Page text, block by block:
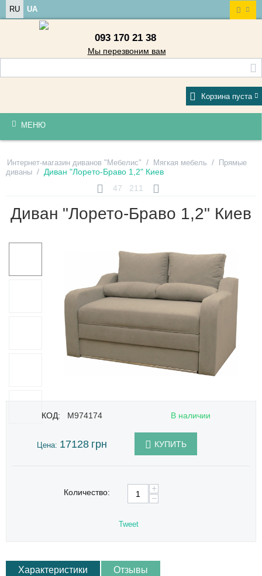
RU UA
093 170 21 38
Мы перезвоним вам
Корзина пуста
МЕНЮ
Интернет-магазин диванов "Мебелис" / Мягкая мебель / Прямые
диваны / Диван "Лорето-Браво 1,2" Киев
47
211
Диван "Лорето-Браво 1,2" Киев
КОД: M974174 В наличии
Цена: 17128 грн КУПИТЬ
Количество:
+
−
Tweet
Характеристики Отзывы